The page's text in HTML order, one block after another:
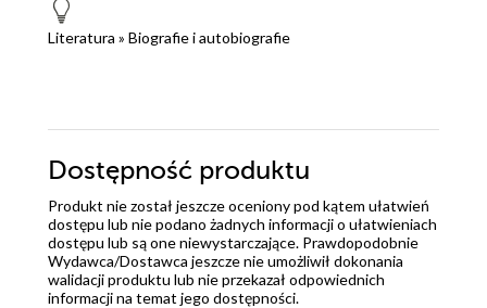
Literatura » Biografie i autobiografie
Dostępność produktu
Produkt nie został jeszcze oceniony pod kątem ułatwień
dostępu lub nie podano żadnych informacji o ułatwieniach
dostępu lub są one niewystarczające. Prawdopodobnie
Wydawca/Dostawca jeszcze nie umożliwił dokonania
walidacji produktu lub nie przekazał odpowiednich
informacji na temat jego dostępności.